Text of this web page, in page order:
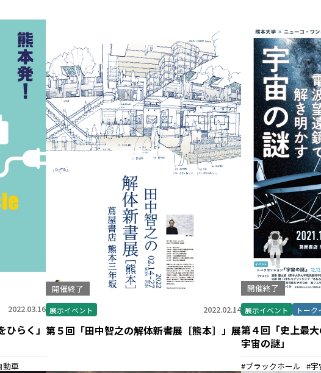
2022.03.16
らく」
動車
開催終了
展示イベント 2022.02.14
第５回「田中智之の解体新書展［熊本］」展
開催終了
展示イベント トーク
第４回「史上最
宇宙の謎」
ブラックホール 宇